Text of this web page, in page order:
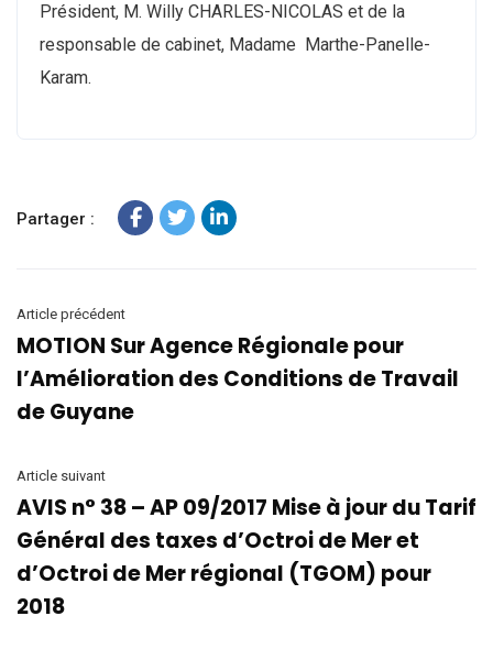
Président, M. Willy CHARLES-NICOLAS et de la
responsable de cabinet, Madame Marthe-Panelle-
Karam.
Partager :
Article précédent
MOTION Sur Agence Régionale pour
l’Amélioration des Conditions de Travail
de Guyane
Article suivant
AVIS n° 38 – AP 09/2017 Mise à jour du Tarif
Général des taxes d’Octroi de Mer et
d’Octroi de Mer régional (TGOM) pour
2018